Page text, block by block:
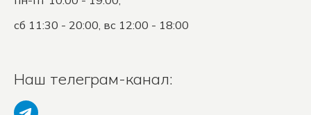
сб 11:30 - 20:00, вс 12:00 - 18:00
Наш телеграм-канал: